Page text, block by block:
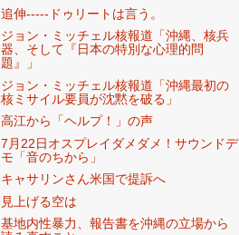
追伸-----ドゥリートは言う。
ジョン・ミッチェル核報道「沖縄、核兵
器、そして『日本の特別な心理的問
題』」
ジョン・ミッチェル核報道「沖縄最初の
核ミサイル要員が沈黙を破る」
高江から「ヘルプ！」の声
7月22日オスプレイダメダメ！サウンドデ
モ「音のちから」
キャサリンさん米国で提訴へ
見上げる空は
基地内性暴力、報告書を沖縄の立場から